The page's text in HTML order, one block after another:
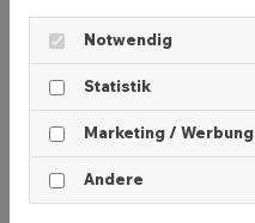
Notwendig
Statistik
Marketing / Werbung
Andere